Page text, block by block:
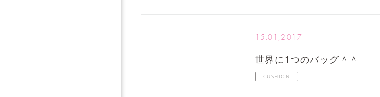
15.01,2017
世界に1つのバッグ＾＾
CUSHION